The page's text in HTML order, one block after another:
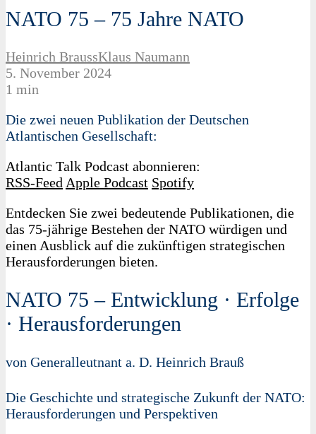
NATO 75 – 75 Jahre NATO
Heinrich BraussKlaus Naumann
5. November 2024
1 min
Die zwei neuen Publikation der Deutschen
Atlantischen Gesellschaft:
Atlantic Talk Podcast abonnieren:
RSS-Feed Apple Podcast Spotify
Entdecken Sie zwei bedeutende Publikationen, die
das 75-jährige Bestehen der NATO würdigen und
einen Ausblick auf die zukünftigen strategischen
Herausforderungen bieten.
NATO 75 – Entwicklung · Erfolge
· Herausforderungen
von Generalleutnant a. D. Heinrich Brauß
Die Geschichte und strategische Zukunft der NATO:
Herausforderungen und Perspektiven